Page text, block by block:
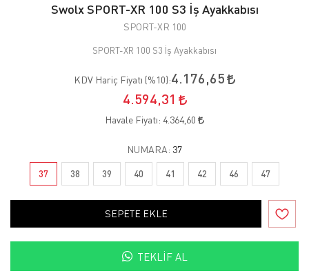
Swolx SPORT-XR 100 S3 İş Ayakkabısı
SPORT-XR 100
SPORT-XR 100 S3 İş Ayakkabısı
KDV Hariç Fiyatı (%10):4.176,65
4.594,31
Havale Fiyatı: 4.364,60
NUMARA: 37
37 38 39 40 41 42 46 47
SEPETE EKLE
TEKLIF AL